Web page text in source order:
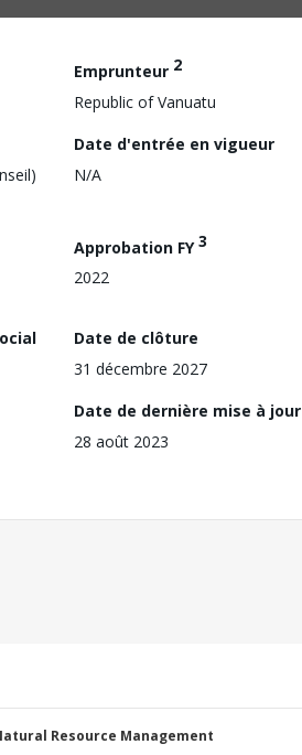
Emprunteur 2
Republic of Vanuatu
Date d'entrée en vigueur
N/A
Approbation FY3
2022
Date de clôture
31 décembre 2027
Date de dernière mise à jour
28 août 2023
Resource Management